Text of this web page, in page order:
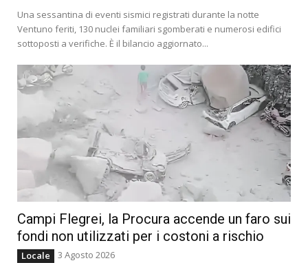
Una sessantina di eventi sismici registrati durante la notte
Ventuno feriti, 130 nuclei familiari sgomberati e numerosi edifici
sottoposti a verifiche. È il bilancio aggiornato...
Campi Flegrei, la Procura accende un faro sui
fondi non utilizzati per i costoni a rischio
Locale 3 Agosto 2026